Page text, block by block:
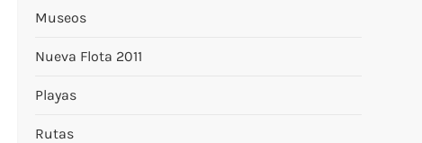
Museos
Nueva Flota 2011
Playas
Rutas